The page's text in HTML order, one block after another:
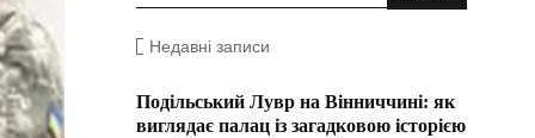
Недавні записи
Подільський Лувр на Вінниччині: як
виглядає палац із загадковою історією